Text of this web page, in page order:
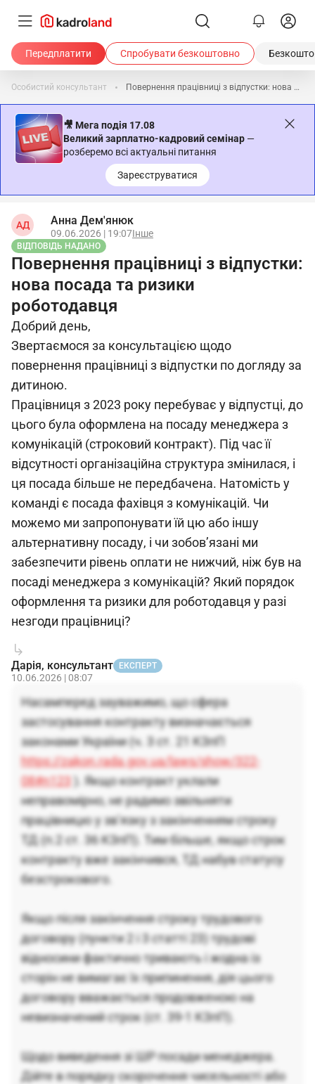
Передплатити Спробувати безкоштовно
Особистий консультант Повернення працівниці з відпустки: нова посада та ризики роботодавця
🎥 Мега подія 17.08
Великий зарплатно-кадровий семінар —
розберемо всі актуальні питання
Зареєструватися
АД Анна Дем'янюк
09.06.2026 | 19:07Інше
ВІДПОВІДЬ НАДАНО
Повернення працівниці з відпустки:
нова посада та ризики
роботодавця
Добрий день,
Звертаємося за консультацією щодо
повернення працівниці з відпустки по догляду за
дитиною.
Працівниця з 2023 року перебуває у відпустці, до
цього була оформлена на посаду менеджера з
комунікацій (строковий контракт). Під час її
відсутності організаційна структура змінилася, і
ця посада більше не передбачена. Натомість у
команді є посада фахівця з комунікацій. Чи
можемо ми запропонувати їй цю або іншу
альтернативну посаду, і чи зобов’язані ми
забезпечити рівень оплати не нижчий, ніж був на
посаді менеджера з комунікацій? Який порядок
оформлення та ризики для роботодавця у разі
незгоди працівниці?
Дарія, консультант ЕКСПЕРТ
10.06.2026 | 08:07
Насамперед зауважимо, що сфера
застосування контракту визначається
законами України (ч. 3 ст. 21 КЗпП
https://zakon.rada.gov.ua/laws/show/322-
08#n123 ). Якщо контракт уклали
неправомірно, не радимо звільняти
працівницю у зв’язку з закінченням строку
ТД (п.2 ст. 36 КЗпП). Тим більше, якщо строк
контракту вже закінчився, ТД набув статусу
безстрокового.
Якщо після закінчення строку трудового
договору (пункти 2 і 3 статті 23) трудові
відносини фактично тривають і жодна із
сторін не вимагає їх припинення, дія цього
договору вважається продовженою на
невизначений строк (ст. 39-1 КЗпП).
Щодо виведення зі ШР посади менеджера.
Дійте в порядку скорочення чисельності або